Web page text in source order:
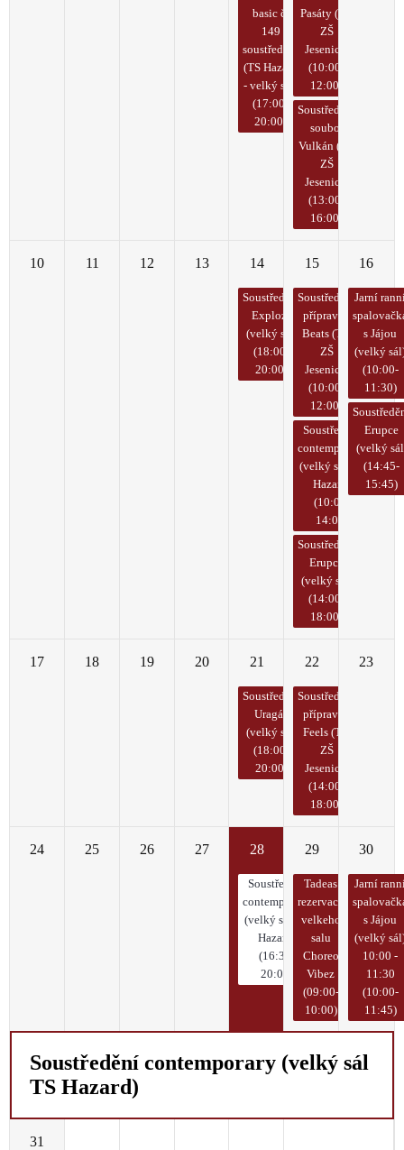
basic č.
149
soustředění
(TS Hazard
- velký sál)
(17:00-
20:00)
Pasáty (TV
ZŠ
Jesenice)
(10:00-
12:00)
Soustředění
soubor
Vulkán (TV
ZŠ
Jesenice)
(13:00-
16:00)
10 11 12 13 14
Soustředění
Exploze
(velký sál)
(18:00-
20:00)
15
Soustředění
přípravka
Beats (TV
ZŠ
Jesenice)
(10:00-
12:00)
Soustředění
contemporary
(velký sál TS
Hazard)
(10:00-
14:00)
Soustředění
Erupce
(velký sál)
(14:00-
18:00)
16
Jarní
s Jájou
(velký
(10:00-
11:30)
Erupce
(velký
(14:45-
15:45)
17 18 19 20 21
Soustředění
Uragán
(velký sál)
(18:00-
20:00)
22
Soustředění
přípravka
Feels (TV
ZŠ
Jesenice)
(14:00-
18:00)
23
24 25 26 27 28
Soustředění
contemporary
(velký sál TS
Hazard)
(16:30-
20:00)
29
Tadeas
rezervace
velkeho
salu
Choreo
Vibez
(09:00-
10:00)
30
Jarní
s Jájou
(velký
10:00 -
11:30
(10:00-
11:45)
Soustředění contemporary (velký sál
TS Hazard)
31